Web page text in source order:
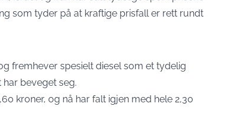
som tyder på at kraftige prisfall er rett rundt
fremhever spesielt diesel som et tydelig
beveget seg.
kroner, og nå har falt igjen med hele 2,30